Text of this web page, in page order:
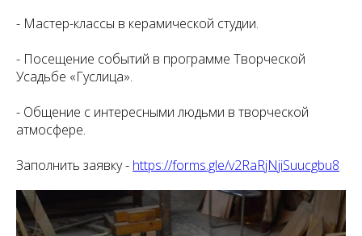
- Мастер-классы в керамической студии.
- Посещение событий в программе Творческой
Усадьбе «Гуслица».
- Общение с интересными людьми в творческой
атмосфере.
Заполнить заявку - https://forms.gle/v2RaRjNjiSuucgbu8